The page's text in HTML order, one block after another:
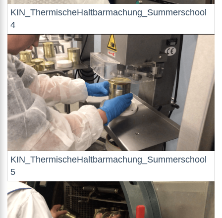
KIN_ThermischeHaltbarmachung_Summerschool
4
KIN_ThermischeHaltbarmachung_Summerschool
5